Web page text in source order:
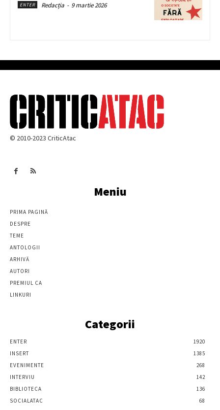
ENTER Redacția - 9 martie 2026
© 2010-2023 CriticAtac
Meniu
PRIMA PAGINĂ
DESPRE
TEME
ANTOLOGII
ARHIVĂ
AUTORI
PREMIUL CA
LINKURI
Categorii
ENTER
1920
INSERT
1385
EVENIMENTE
268
INTERVIU
142
BIBLIOTECA
136
SOCIALATAC
68